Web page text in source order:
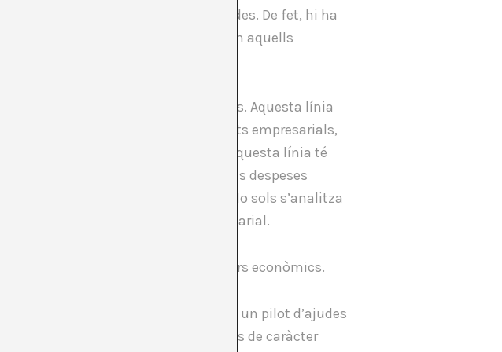
d’ajudes tant públiques com privades. De fet, hi ha
i nosaltres mateixos. En aquells
part de tots.
les Indústries Creatives i Culturals. Aquesta línia
incideix directament en els agents empresarials,
les grans corporacions culturals. Aquesta línia té
de 80-20 i tampoc es financen les despeses
que es vulguin desenvolupar. No sols s’analitza
i vagi acompanyat d’un pla empresarial.
tan competitives com altres sectors econòmics.
2025 del Govern. Enguany hem tret un pilot d’ajudes
de desenvolupament de videojocs de caràcter